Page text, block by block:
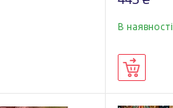
В наявності